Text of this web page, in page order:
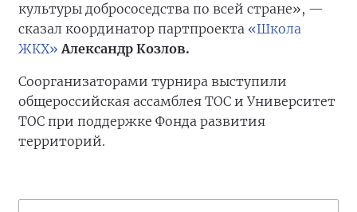
культуры добрососедства по всей стране», —
сказал координатор партпроекта «Школа
ЖКХ» Александр Козлов.
Соорганизаторами турнира выступили
общероссийская ассамблея ТОС и Университет
ТОС при поддержке Фонда развития
территорий.